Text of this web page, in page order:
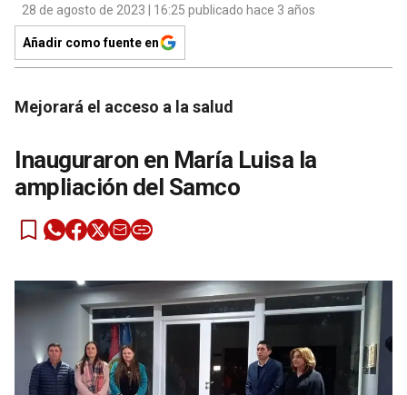
28 de agosto de 2023 | 16:25 publicado hace 3 años
Añadir como fuente en
Mejorará el acceso a la salud
Inauguraron en María Luisa la
ampliación del Samco